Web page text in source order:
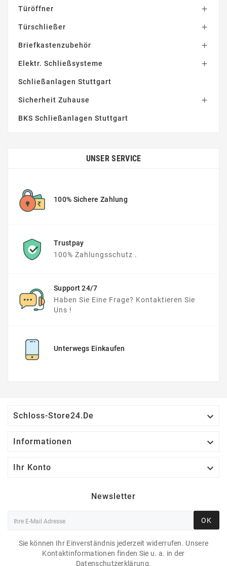
Türöffner 
Türschließer 
Briefkastenzubehör 
Elektr. Schließsysteme 
Schließanlagen Stuttgart
Sicherheit Zuhause 
BKS Schließanlagen Stuttgart
UNSER SERVICE
100% Sichere Zahlung
Trustpay
100% Zahlungsschutz .
Support 24/7
Haben Sie Eine Frage? Kontaktieren Sie
Uns !
Unterwegs Einkaufen
Schloss-Store24.de 
Informationen 
Ihr Konto 
Newsletter
OK
Sie können Ihr Einverständnis jederzeit widerrufen. Unsere
Kontaktinformationen finden Sie u. a. in der
Datenschutzerklärung.